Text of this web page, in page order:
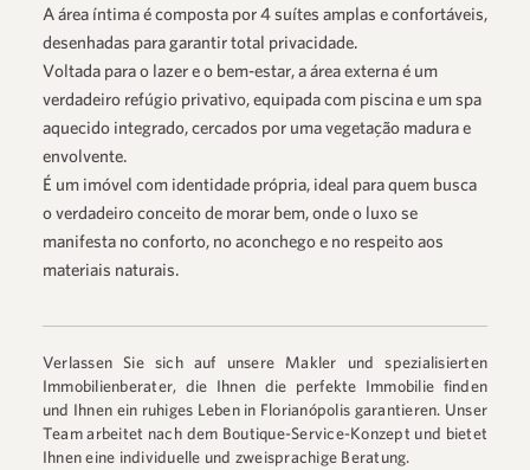
A área íntima é composta por 4 suítes amplas e confortáveis,
desenhadas para garantir total privacidade.
Voltada para o lazer e o bem-estar, a área externa é um
verdadeiro refúgio privativo, equipada com piscina e um spa
aquecido integrado, cercados por uma vegetação madura e
envolvente.
É um imóvel com identidade própria, ideal para quem busca
o verdadeiro conceito de morar bem, onde o luxo se
manifesta no conforto, no aconchego e no respeito aos
materiais naturais.
Verlassen Sie sich auf unsere Makler und spezialisierten
Immobilienberater, die Ihnen die perfekte Immobilie finden
und Ihnen ein ruhiges Leben in Florianópolis garantieren. Unser
Team arbeitet nach dem Boutique-Service-Konzept und bietet
Ihnen eine individuelle und zweisprachige Beratung.